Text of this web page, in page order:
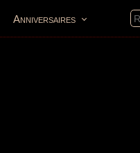
Anniversaires